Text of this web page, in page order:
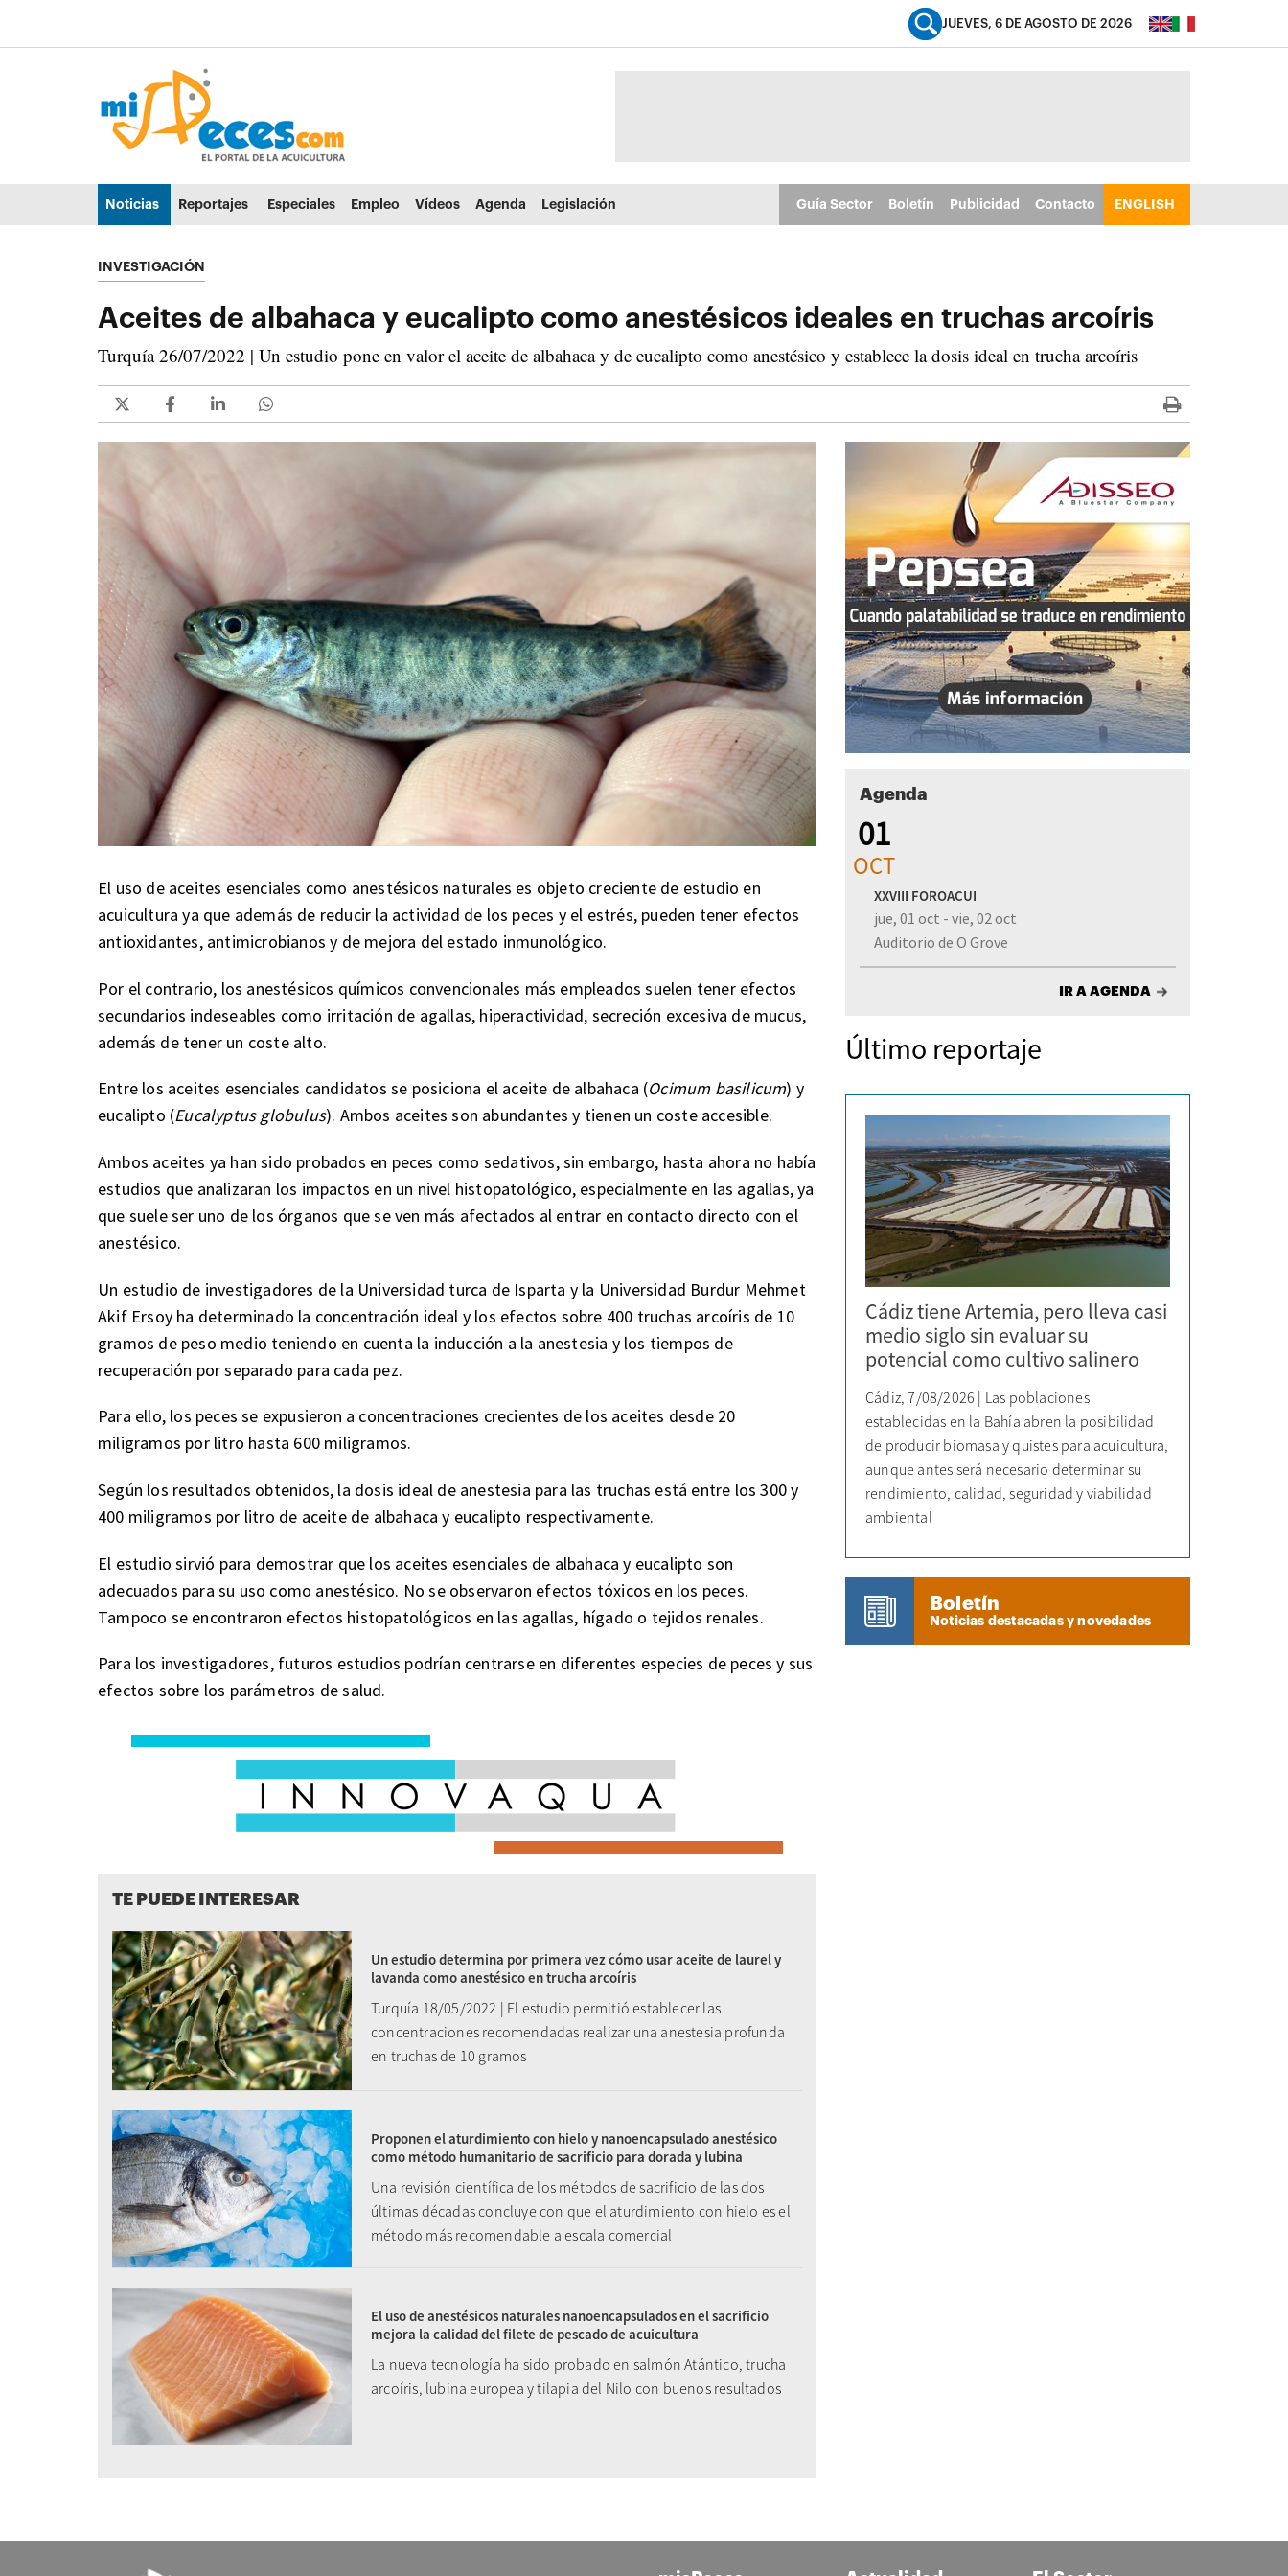
Ir al menú principal (alt + u)
JUEVES, 6 DE AGOSTO DE 2026
Noticias Reportajes Especiales Empleo Vídeos Agenda Legislación Guía Sector Boletín Publicidad Contacto ENGLISH
INVESTIGACIÓN
Aceites de albahaca y eucalipto como anestésicos ideales en truchas arcoíris
Turquía 26/07/2022 | Un estudio pone en valor el aceite de albahaca y de eucalipto como anestésico y establece la dosis ideal en trucha arcoíris
El uso de aceites esenciales como anestésicos naturales es objeto creciente de estudio en
acuicultura ya que además de reducir la actividad de los peces y el estrés, pueden tener efectos
antioxidantes, antimicrobianos y de mejora del estado inmunológico.
Por el contrario, los anestésicos químicos convencionales más empleados suelen tener efectos
secundarios indeseables como irritación de agallas, hiperactividad, secreción excesiva de mucus,
además de tener un coste alto.
Entre los aceites esenciales candidatos se posiciona el aceite de albahaca (Ocimum basilicum) y
eucalipto (Eucalyptus globulus). Ambos aceites son abundantes y tienen un coste accesible.
Ambos aceites ya han sido probados en peces como sedativos, sin embargo, hasta ahora no había
estudios que analizaran los impactos en un nivel histopatológico, especialmente en las agallas, ya
que suele ser uno de los órganos que se ven más afectados al entrar en contacto directo con el
anestésico.
Un estudio de investigadores de la Universidad turca de Isparta y la Universidad Burdur Mehmet
Akif Ersoy ha determinado la concentración ideal y los efectos sobre 400 truchas arcoíris de 10
gramos de peso medio teniendo en cuenta la inducción a la anestesia y los tiempos de
recuperación por separado para cada pez.
Para ello, los peces se expusieron a concentraciones crecientes de los aceites desde 20
miligramos por litro hasta 600 miligramos.
Según los resultados obtenidos, la dosis ideal de anestesia para las truchas está entre los 300 y
400 miligramos por litro de aceite de albahaca y eucalipto respectivamente.
El estudio sirvió para demostrar que los aceites esenciales de albahaca y eucalipto son
adecuados para su uso como anestésico. No se observaron efectos tóxicos en los peces.
Tampoco se encontraron efectos histopatológicos en las agallas, hígado o tejidos renales.
Para los investigadores, futuros estudios podrían centrarse en diferentes especies de peces y sus
efectos sobre los parámetros de salud.
TE PUEDE INTERESAR
Un estudio determina por primera vez cómo usar aceite de laurel y
lavanda como anestésico en trucha arcoíris
Turquía 18/05/2022 | El estudio permitió establecer las
concentraciones recomendadas realizar una anestesia profunda
en truchas de 10 gramos
Proponen el aturdimiento con hielo y nanoencapsulado anestésico
como método humanitario de sacrificio para dorada y lubina
Una revisión científica de los métodos de sacrificio de las dos
últimas décadas concluye con que el aturdimiento con hielo es el
método más recomendable a escala comercial
El uso de anestésicos naturales nanoencapsulados en el sacrificio
mejora la calidad del filete de pescado de acuicultura
La nueva tecnología ha sido probado en salmón Atántico, trucha
arcoíris, lubina europea y tilapia del Nilo con buenos resultados
Agenda
01
OCT
XXVIII FOROACUI
jue, 01 oct - vie, 02 oct
Auditorio de O Grove
IR A AGENDA
Último reportaje
Cádiz tiene Artemia, pero lleva casi
medio siglo sin evaluar su
potencial como cultivo salinero
Cádiz, 7/08/2026 | Las poblaciones
establecidas en la Bahía abren la posibilidad
de producir biomasa y quistes para acuicultura,
aunque antes será necesario determinar su
rendimiento, calidad, seguridad y viabilidad
ambiental
Boletín
Noticias destacadas y novedades